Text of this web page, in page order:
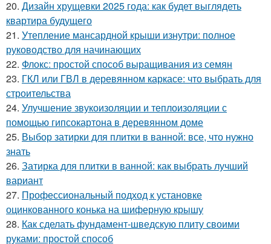
20. Дизайн хрущевки 2025 года: как будет выглядеть
квартира будущего
21. Утепление мансардной крыши изнутри: полное
руководство для начинающих
22. Флокс: простой способ выращивания из семян
23. ГКЛ или ГВЛ в деревянном каркасе: что выбрать для
строительства
24. Улучшение звукоизоляции и теплоизоляции с
помощью гипсокартона в деревянном доме
25. Выбор затирки для плитки в ванной: все, что нужно
знать
26. Затирка для плитки в ванной: как выбрать лучший
вариант
27. Профессиональный подход к установке
оцинкованного конька на шиферную крышу
28. Как сделать фундамент-шведскую плиту своими
руками: простой способ